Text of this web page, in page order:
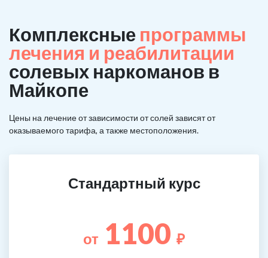
Комплексные программы
лечения и реабилитации
солевых наркоманов в
Майкопе
Цены на лечение от зависимости от солей зависят от
оказываемого тарифа, а также местоположения.
Стандартный курс
от 1100 ₽